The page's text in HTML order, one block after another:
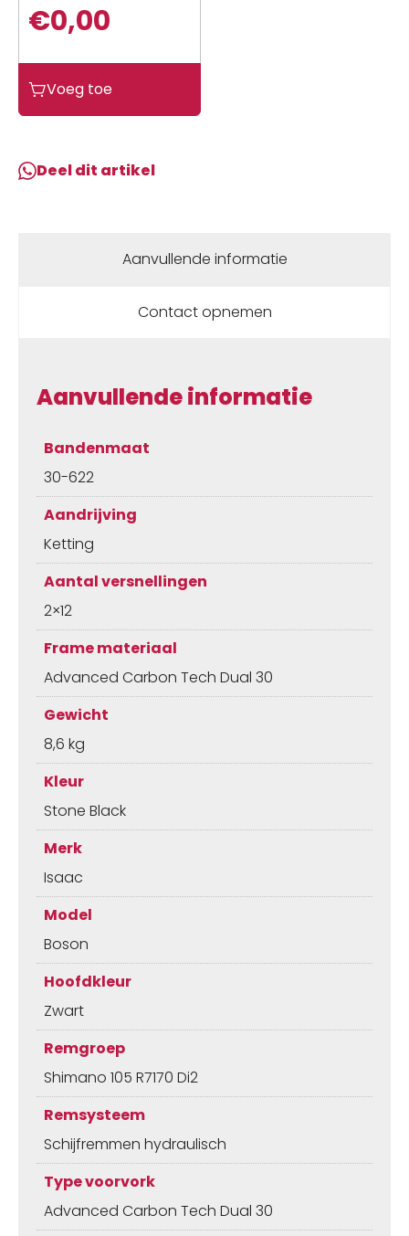
€0,00
aantalVoeg toe
Deel dit artikel
Aanvullende informatie
Contact opnemen
Aanvullende informatie
Bandenmaat
30-622
Aandrijving
Ketting
Aantal versnellingen
2×12
Frame materiaal
Advanced Carbon Tech Dual 30
Gewicht
8,6 kg
Kleur
Stone Black
Merk
Isaac
Model
Boson
Hoofdkleur
Zwart
Remgroep
Shimano 105 R7170 Di2
Remsysteem
Schijfremmen hydraulisch
Type voorvork
Advanced Carbon Tech Dual 30